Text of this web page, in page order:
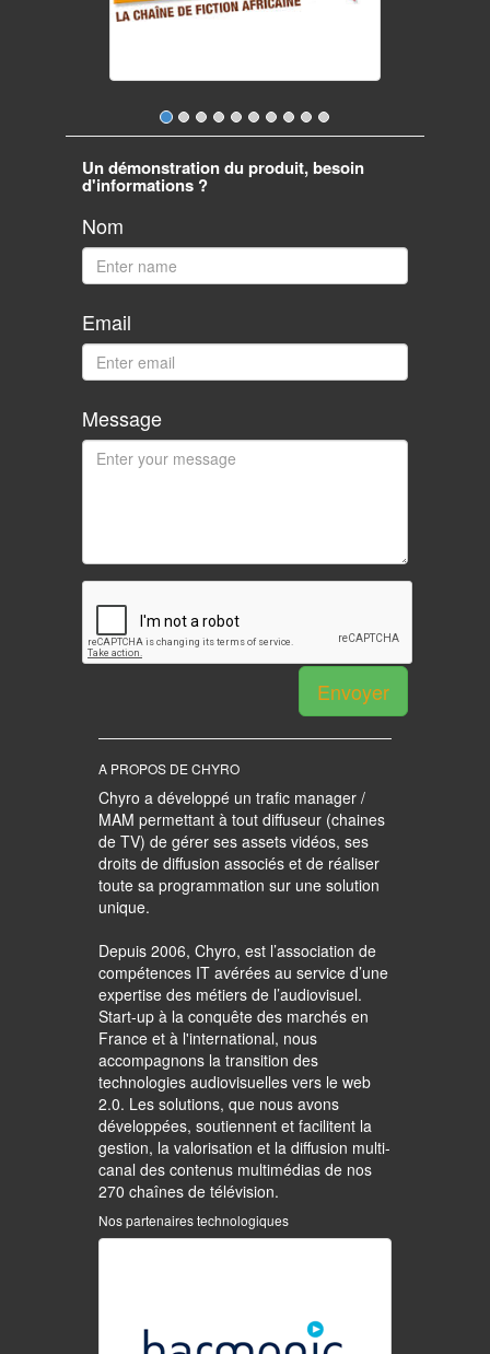
Un démonstration du produit, besoin
d'informations ?
Nom
Email
Message
Envoyer
A PROPOS DE CHYRO
Chyro a développé un trafic manager /
MAM permettant à tout diffuseur (chaines
de TV) de gérer ses assets vidéos, ses
droits de diffusion associés et de réaliser
toute sa programmation sur une solution
unique.
Depuis 2006, Chyro, est l’association de
compétences IT avérées au service d’une
expertise des métiers de l’audiovisuel.
Start-up à la conquête des marchés en
France et à l'international, nous
accompagnons la transition des
technologies audiovisuelles vers le web
2.0. Les solutions, que nous avons
développées, soutiennent et facilitent la
gestion, la valorisation et la diffusion multi-
canal des contenus multimédias de nos
270 chaînes de télévision.
Nos partenaires technologiques